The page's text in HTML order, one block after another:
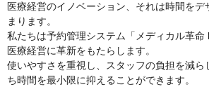
医療経営のイノベーション、それは時間を
まります。
私たちは予約管理システム「メディカル革命
医療経営に革新をもたらします。
使いやすさを重視し、スタッフの負担を減ら
ち時間を最小限に抑えることができます。